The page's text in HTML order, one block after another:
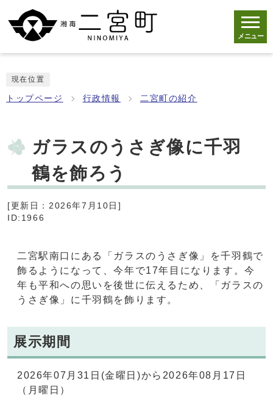
メニュー
現在位置
トップページ 行政情報 二宮町の紹介
ガラスのうさぎ像に千羽
鶴を飾ろう
[更新日：2026年7月10日]
ID:1966
二宮駅南口にある「ガラスのうさぎ像」を千羽鶴で
飾るようになって、今年で17年目になります。今
年も平和への思いを後世に伝えるため、「ガラスの
うさぎ像」に千羽鶴を飾ります。
展示期間
2026年07月31日(金曜日)から2026年08月17日
（月曜日）